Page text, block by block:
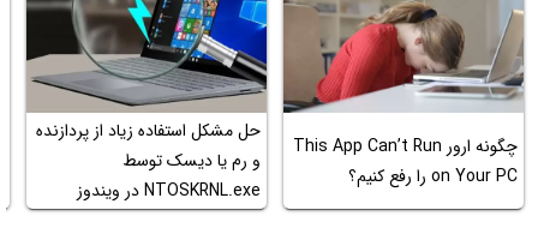
چگونه ارور This App Can’t Run
on Your PC را رفع کنیم؟
حل مشکل استفاده زیاد از پردازنده
و رم یا دیسک توسط
NTOSKRNL.exe در ویندوز